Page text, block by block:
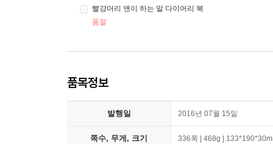
빨강머리 앤이 하는 말 다이어리 북
품절
품목정보
발행일 2016년 07월 15일
쪽수, 무게, 크기 336쪽 | 468g |